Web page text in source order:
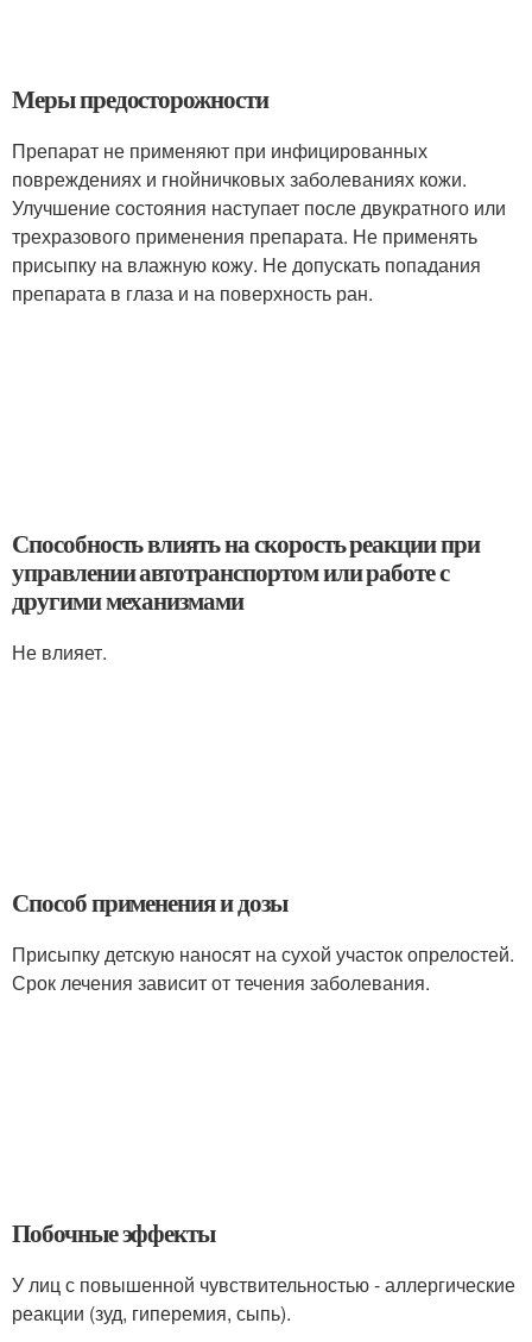
Меры предосторожности
Препарат не применяют при инфицированных
повреждениях и гнойничковых заболеваниях кожи.
Улучшение состояния наступает после двукратного или
трехразового применения препарата. Не применять
присыпку на влажную кожу. Не допускать попадания
препарата в глаза и на поверхность ран.
Способность влиять на скорость реакции при
управлении автотранспортом или работе с
другими механизмами
Не влияет.
Способ применения и дозы
Присыпку детскую наносят на сухой участок опрелостей.
Срок лечения зависит от течения заболевания.
Побочные эффекты
У лиц с повышенной чувствительностью - аллергические
реакции (зуд, гиперемия, сыпь).